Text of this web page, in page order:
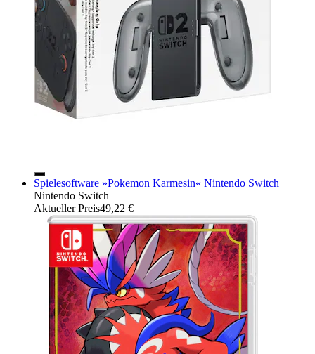
Spielesoftware »Pokemon Karmesin« Nintendo Switch
Nintendo Switch
Aktueller Preis49,22 €